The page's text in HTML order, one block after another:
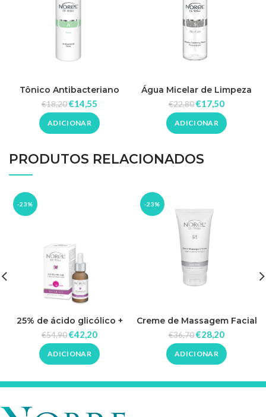
Tônico Antibacteriano
200ml – Norel
€18,20€14,55
ADICIONAR
Água Micelar de Limpeza
200ml – Norel
€22,80€17,50
ADICIONAR
PRODUTOS RELACIONADOS
-23%
25% de ácido glicólico +
ácidos SkinPerf LWG 30ml
_ Norel
€54,90€42,20
ADICIONAR
-23%
Creme de Massagem Facial
com Coenzima Q10 200ml
– Norel
€36,70€28,20
ADICIONAR